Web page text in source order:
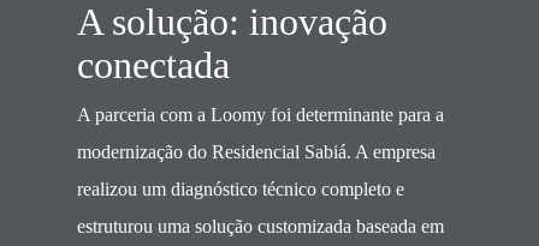
A solução: inovação
conectada
A parceria com a Loomy foi determinante para a
modernização do Residencial Sabiá. A empresa
realizou um diagnóstico técnico completo e
estruturou uma solução customizada baseada em